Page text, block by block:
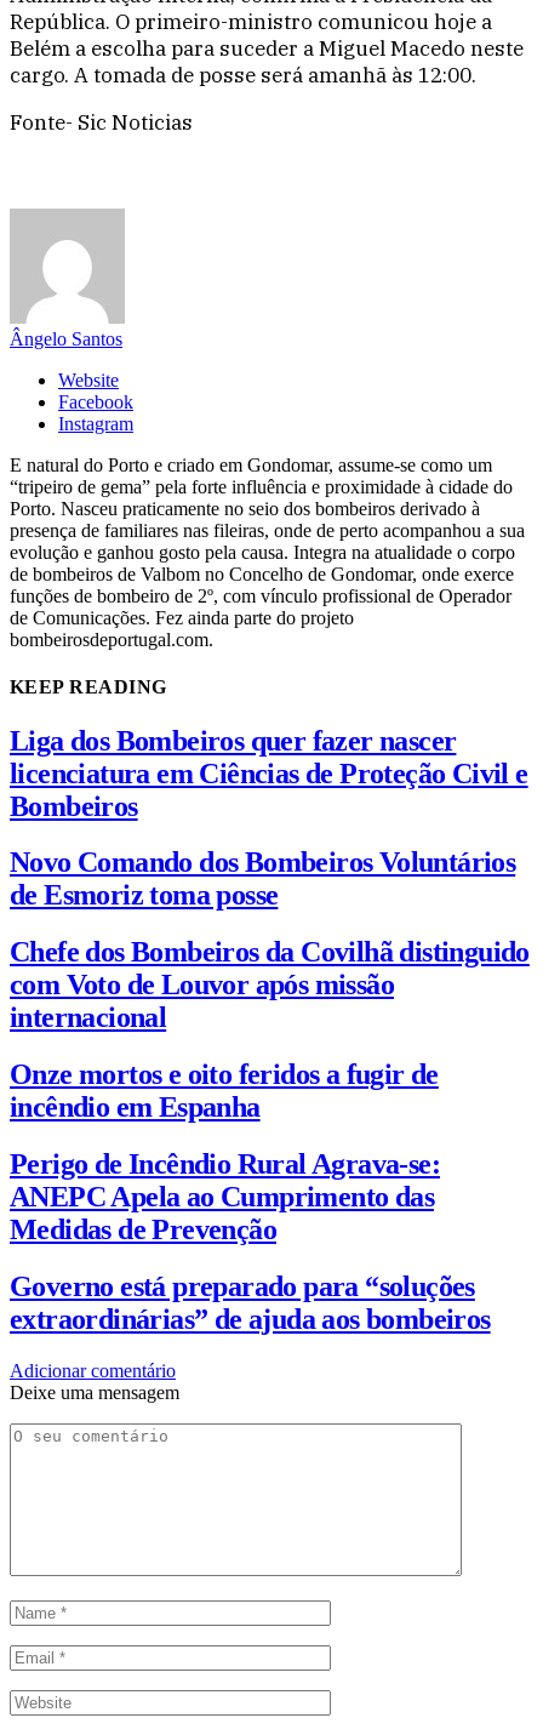
República. O primeiro-ministro comunicou hoje a
Belém a escolha para suceder a Miguel Macedo neste
cargo. A tomada de posse será amanhã às 12:00.
Fonte- Sic Noticias
Ângelo Santos
Website
Facebook
Instagram
E natural do Porto e criado em Gondomar, assume-se como um
“tripeiro de gema” pela forte influência e proximidade à cidade do
Porto. Nasceu praticamente no seio dos bombeiros derivado à
presença de familiares nas fileiras, onde de perto acompanhou a sua
evolução e ganhou gosto pela causa. Integra na atualidade o corpo
de bombeiros de Valbom no Concelho de Gondomar, onde exerce
funções de bombeiro de 2º, com vínculo profissional de Operador
de Comunicações. Fez ainda parte do projeto
bombeirosdeportugal.com.
KEEP READING
Liga dos Bombeiros quer fazer nascer
licenciatura em Ciências de Proteção Civil e
Bombeiros
Novo Comando dos Bombeiros Voluntários
de Esmoriz toma posse
Chefe dos Bombeiros da Covilhã distinguido
com Voto de Louvor após missão
internacional
Onze mortos e oito feridos a fugir de
incêndio em Espanha
Perigo de Incêndio Rural Agrava-se:
ANEPC Apela ao Cumprimento das
Medidas de Prevenção
Governo está preparado para “soluções
extraordinárias” de ajuda aos bombeiros
Adicionar comentário
Deixe uma mensagem